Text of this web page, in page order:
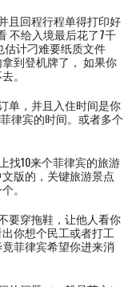
且回程行程单得打印好
不给入境最后花了7千
估计刁难要纸质文件
到登机牌了， 如果你
。
单，并且入住时间是你
律宾的时间。或者多个
找10来个菲律宾的旅游
版的，关键旅游景点
。
要穿拖鞋，让他人看你
你想个民工或者打工
菲律宾希望你进来消